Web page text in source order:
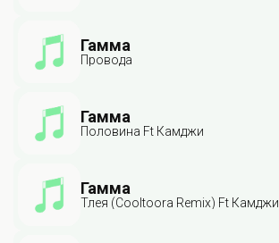
Гамма
Провода
Гамма
Половина Ft Камджи
Гамма
Тлея (Cooltoora Remix) Ft Камджи